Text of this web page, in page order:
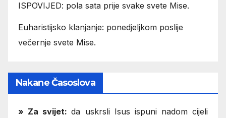
ISPOVIJED: pola sata prije svake svete Mise.
Euharistijsko klanjanje: ponedjeljkom poslije
večernje svete Mise.
Nakane Časoslova
» Za svijet:da uskrsli Isus ispuni nadom cijeli